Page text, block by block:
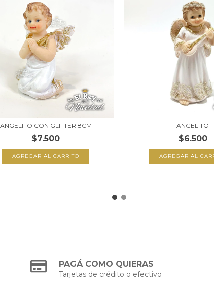
ANGELITO CON GLITTER 8CM
$7.500
ANGELITO
$6.500
PAGÁ COMO QUIERAS
Tarjetas de crédito o efectivo